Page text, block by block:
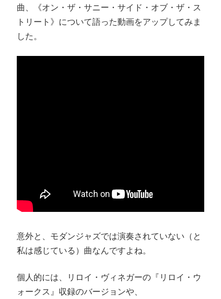
曲、《オン・ザ・サニー・サイド・オブ・ザ・ス
トリート》について語った動画をアップしてみま
した。
意外と、モダンジャズでは演奏されていない（と
私は感じている）曲なんですよね。
個人的には、リロイ・ヴィネガーの『リロイ・ウ
ォークス』収録のバージョンや、